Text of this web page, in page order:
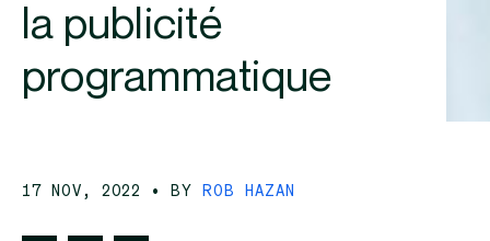
la publicité
programmatique
17 NOV, 2022 • BYROB HAZAN